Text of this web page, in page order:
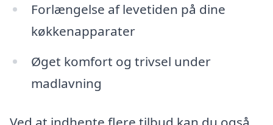
Forlængelse af levetiden på dine
køkkenapparater
Øget komfort og trivsel under
madlavning